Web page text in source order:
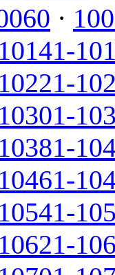
·
10141-
10221-
10301-
10381-
10461-
10541-
10621-